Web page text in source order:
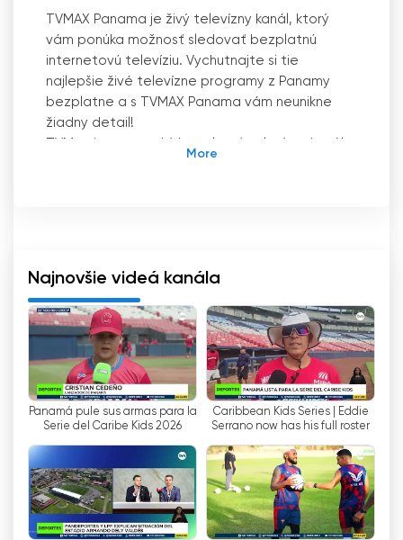
TVMAX Panama je živý televízny kanál, ktorý
vám ponúka možnosť sledovať bezplatnú
internetovú televíziu. Vychutnajte si tie
najlepšie živé televízne programy z Panamy
bezplatne a s TVMAX Panama vám neunikne
žiadny detail!
filmy a estrádne relácie.
TVMax ponúka rozmanitý obsah pre všetky
vkusy a vekové kategórie. Kanál ponúka širokú
škálu programov, od zábavy, športu, správ,
televíznych seriálov, filmov a dokumentov.
Ponúka aj programy pre detské publikum so
vzdelávacími a zábavnými programami.
TVMax tiež ponúka sledovanie živého
televízneho vysielania prostredníctvom svojej
webovej stránky. To umožňuje používateľom
sledovať živé programy bez potreby
predplatného káblovej alebo satelitnej
Najnovšie videá kanála
Panamá pule sus armas para la
Serie del Caribe Kids 2026
Caribbean Kids Series | Eddie
Serrano now has his full roster